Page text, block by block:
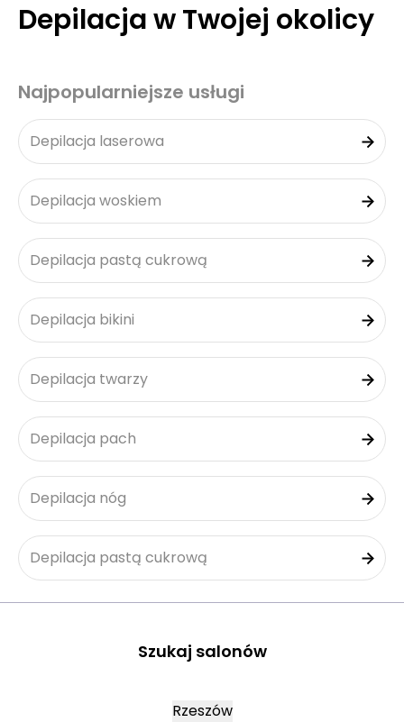
Depilacja w Twojej okolicy
Najpopularniejsze usługi
Depilacja laserowa
Depilacja woskiem
Depilacja pastą cukrową
Depilacja bikini
Depilacja twarzy
Depilacja pach
Depilacja nóg
Depilacja pastą cukrową
Szukaj salonów
Rzeszów